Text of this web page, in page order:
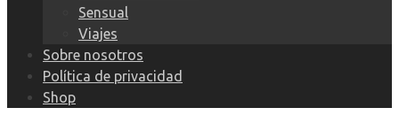
Sensual
Viajes
Sobre nosotros
Política de privacidad
Shop